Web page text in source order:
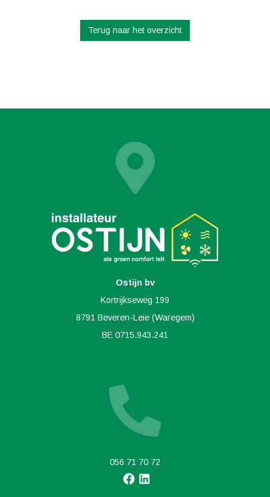
Terug naar het overzicht
Ostijn bv
Kortrijkseweg 199
8791 Beveren-Leie (Waregem)
BE 0715.943.241
056 71 70 72